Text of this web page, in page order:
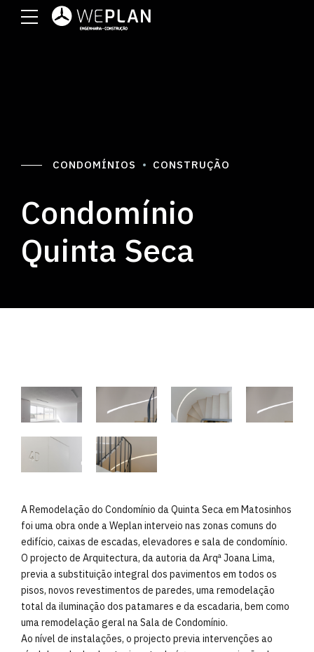
CONDOMÍNIOS CONSTRUÇÃO
Condomínio
Quinta Seca
A Remodelação do Condomínio da Quinta Seca em Matosinhos
foi uma obra onde a Weplan interveio nas zonas comuns do
edifício, caixas de escadas, elevadores e sala de condomínio.
O projecto de Arquitectura, da autoria da Arqª Joana Lima,
previa a substituição integral dos pavimentos em todos os
pisos, novos revestimentos de paredes, uma remodelação
total da iluminação dos patamares e da escadaria, bem como
uma remodelação geral na Sala de Condomínio.
Ao nível de instalações, o projecto previa intervenções ao